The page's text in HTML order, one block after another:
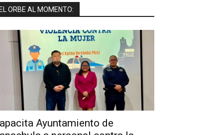
ORBE AL MOMENTO:
Ayuntamiento de